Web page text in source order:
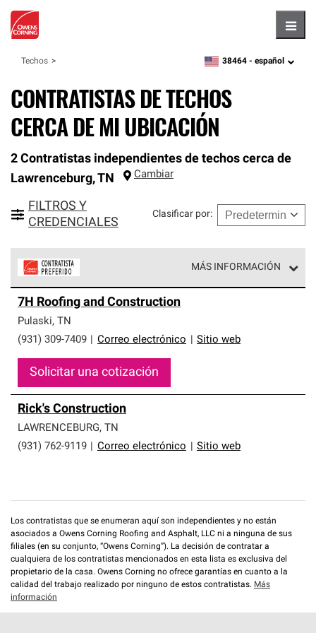
Techos zipcode,language
38464 - español
CONTRATISTAS DE TECHOS
CERCA DE MI UBICACIÓN
2 Contratistas independientes de techos cerca de
Lawrenceburg,TN Cambiar
FILTROS Y
CREDENCIALES
Clasificar por:
MÁS INFORMACIÓN
parte de una red exclusiva de profesionales de techos
que cumplen con altos estándares y requisitos estrictos
de profesionalismo y confiabilidad.
7H Roofing and Construction
Pulaski, TN
(931) 309-7409
Correo electrónico Sitio web
Solicitar una cotización
Rick's Construction
LAWRENCEBURG, TN
(931) 762-9119
Correo electrónico Sitio web
Los contratistas que se enumeran aquí son independientes y no están
asociados a Owens Corning Roofing and Asphalt, LLC ni a ninguna de sus
filiales (en su conjunto, “Owens Corning”). La decisión de contratar a
cualquiera de los contratistas mencionados en esta lista es exclusiva del
propietario de la casa. Owens Corning no ofrece garantías en cuanto a la
calidad del trabajo realizado por ninguno de estos contratistas. Más
información